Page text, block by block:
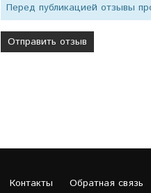
Перед публикацией отзывы
Контакты Обратная связь